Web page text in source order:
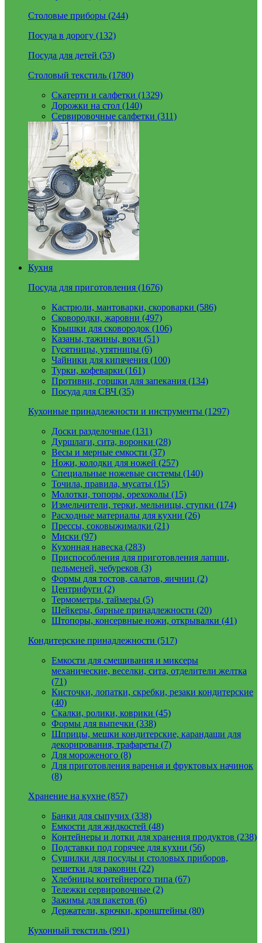
Столовые приборы (244)
Посуда в дорогу (132)
Посуда для детей (53)
Столовый текстиль (1780)
Скатерти и салфетки (1329)
Дорожки на стол (140)
Сервировочные салфетки (311)
Кухня
Посуда для приготовления (1676)
Кастрюли, мантоварки, скороварки (586)
Сковородки, жаровни (497)
Крышки для сковородок (106)
Казаны, тажины, воки (51)
Гусятницы, утятницы (6)
Чайники для кипячения (100)
Турки, кофеварки (161)
Противни, горшки для запекания (134)
Посуда для СВЧ (35)
Кухонные принадлежности и инструменты (1297)
Доски разделочные (131)
Дуршлаги, сита, воронки (28)
Весы и мерные емкости (37)
Ножи, колодки для ножей (257)
Специальные ножевые системы (140)
Точила, правила, мусаты (15)
Молотки, топоры, орехоколы (15)
Измельчители, терки, мельницы, ступки (174)
Расходные материалы для кухни (26)
Прессы, соковыжималки (21)
Миски (97)
Кухонная навеска (283)
Приспособления для приготовления лапши,
пельменей, чебуреков (3)
Формы для тостов, салатов, яичниц (2)
Центрифуги (2)
Термометры, таймеры (5)
Шейкеры, барные принадлежности (20)
Штопоры, консервные ножи, открывалки (41)
Кондитерские принадлежности (517)
Емкости для смешивания и миксеры
механические, веселки, сита, отделители желтка
(71)
Кисточки, лопатки, скребки, резаки кондитерские
(40)
Скалки, ролики, коврики (45)
Формы для выпечки (338)
Шприцы, мешки кондитерские, карандаши для
декорирования, трафареты (7)
Для мороженого (8)
Для приготовления варенья и фруктовых начинок
(8)
Хранение на кухне (857)
Банки для сыпучих (338)
Емкости для жидкостей (48)
Контейнеры и лотки для хранения продуктов (238)
Подставки под горячее для кухни (56)
Сушилки для посуды и столовых приборов,
решетки для раковин (22)
Хлебницы контейнерого типа (67)
Тележки сервировочные (2)
Зажимы для пакетов (6)
Держатели, крючки, кронштейны (80)
Кухонный текстиль (991)